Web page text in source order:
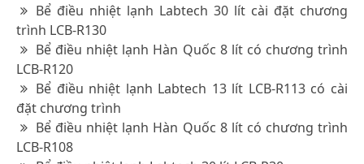
Bể điều nhiệt lạnh Labtech 30 lít cài đặt chương
trình LCB-R130
Bể điều nhiệt lạnh Hàn Quốc 8 lít có chương trình
LCB-R120
Bể điều nhiệt lạnh Labtech 13 lít LCB-R113 có cài
đặt chương trình
Bể điều nhiệt lạnh Hàn Quốc 8 lít có chương trình
LCB-R108